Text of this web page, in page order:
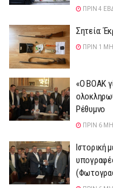
ΠΡΙΝ 4
Σητεία:
ΠΡΙΝ 1
«Ο ΒΟΑΚ
Ρέθυμνο
ΠΡΙΝ 6
Ιστορική